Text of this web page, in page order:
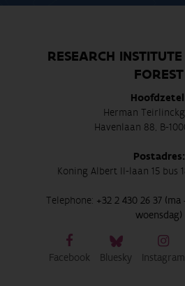
RESEARCH
FOREST
Herman
Havenlaan 88, B-
Postadres:
Koning Albert II-laan 15 bus
Telephone: +32 2 430 26 37
woensdag)
Facebook Bluesky Instagram